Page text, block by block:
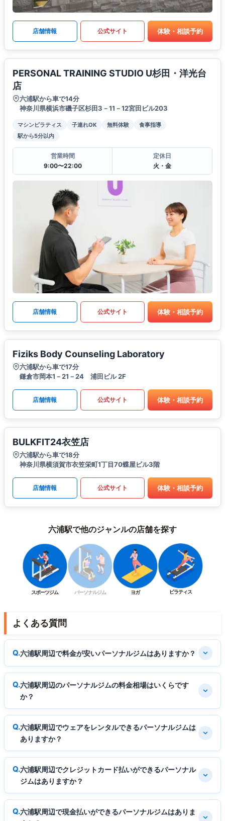
店舗情報 公式サイト 体験・相談予約
PERSONAL TRAINING STUDIO U杉田・洋光台
店
六浦駅から車で14分
神奈川県横浜市磯子区杉田3－11－12宮田ビル203
マシンピラティス 子連れOK 無料体験
食事指導
駅から5分以内
営業時間
9:00〜22:00
定休日
火・金
店舗情報 公式サイト 体験・相談予約
Fiziks Body Counseling Laboratory
六浦駅から車で17分
鎌倉市岡本1－21－24 浦田ビル 2F
店舗情報 公式サイト 体験・相談予約
BULKFIT24衣笠店
六浦駅から車で18分
神奈川県横須賀市衣笠栄町1丁目70蝶屋ビル3階
店舗情報 公式サイト 体験・相談予約
六浦駅で他のジャンルの店舗を探す
スポーツジム パーソナルジム ヨガ ピラティス
よくある質問
六浦駅周辺で料金が安いパーソナルジムはありますか？
六浦駅周辺のパーソナルジムの料金相場はいくらです
か？
六浦駅周辺でウェアをレンタルできるパーソナルジムは
ありますか？
六浦駅周辺でクレジットカード払いができるパーソナル
ジムはありますか？
六浦駅周辺で現金払いができるパーソナルジムはありま